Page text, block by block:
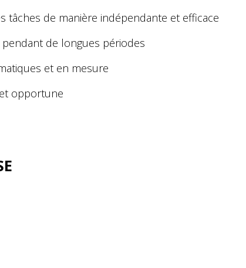
tâches de manière indépendante et efficace
de longues périodes
et en mesure
opportune